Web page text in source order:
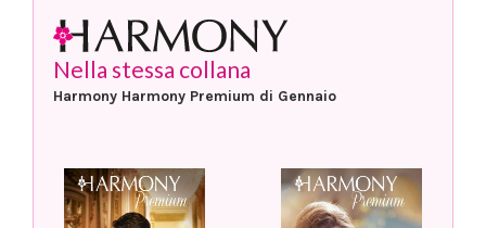
Nella stessa collana
Harmony Harmony Premium di Gennaio